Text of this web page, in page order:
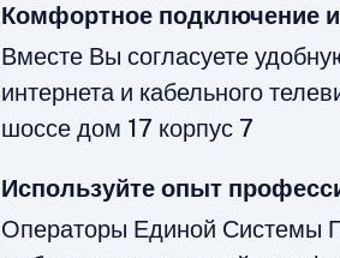
Комфортное подключение
Вместе Вы согласуете
интернета и кабельного
шоссе дом 17 корпус 7
Используйте опыт
Операторы Единой Системы